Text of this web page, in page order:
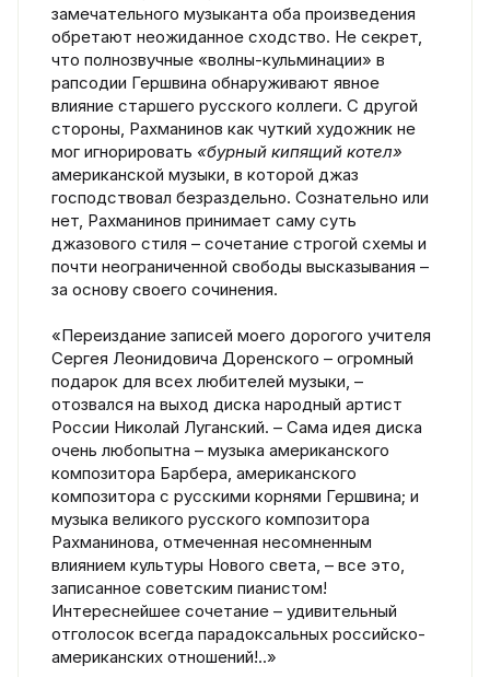
замечательного музыканта оба произведения
обретают неожиданное сходство. Не секрет,
что полнозвучные «волны-кульминации» в
рапсодии Гершвина обнаруживают явное
влияние старшего русского коллеги. С другой
стороны, Рахманинов как чуткий художник не
мог игнорировать «бурный кипящий котел»
американской музыки, в которой джаз
господствовал безраздельно. Сознательно или
нет, Рахманинов принимает саму суть
джазового стиля – сочетание строгой схемы и
почти неограниченной свободы высказывания –
за основу своего сочинения.
«Переиздание записей моего дорогого учителя
Сергея Леонидовича Доренского – огромный
подарок для всех любителей музыки, –
отозвался на выход диска народный артист
России Николай Луганский. – Сама идея диска
очень любопытна – музыка американского
композитора Барбера, американского
композитора с русскими корнями Гершвина; и
музыка великого русского композитора
Рахманинова, отмеченная несомненным
влиянием культуры Нового света, – все это,
записанное советским пианистом!
Интереснейшее сочетание – удивительный
отголосок всегда парадоксальных российско-
американских отношений!..»